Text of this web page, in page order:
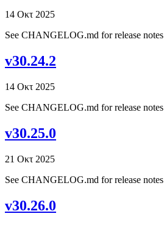
14 Οκτ 2025
See CHANGELOG.md for release notes
v30.24.2
14 Οκτ 2025
See CHANGELOG.md for release notes
v30.25.0
21 Οκτ 2025
See CHANGELOG.md for release notes
v30.26.0